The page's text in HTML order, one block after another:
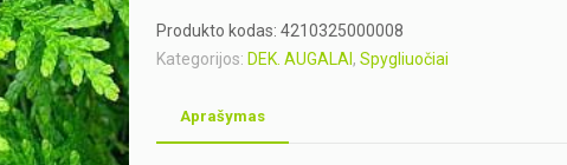
Produkto kodas:4210325000008
Kategorijos: DEK. AUGALAI ,Spygliuočiai
Aprašymas